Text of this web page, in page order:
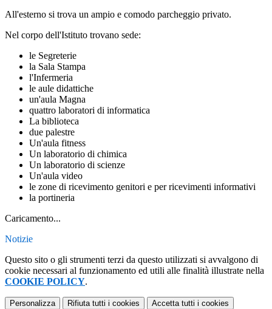
All'esterno si trova un ampio e comodo parcheggio privato.
Nel corpo dell'Istituto trovano sede:
le Segreterie
la Sala Stampa
l'Infermeria
le aule didattiche
un'aula Magna
quattro laboratori di informatica
La biblioteca
due palestre
Un'aula fitness
Un laboratorio di chimica
Un laboratorio di scienze
Un'aula video
le zone di ricevimento genitori e per ricevimenti informativi
la portineria
Caricamento...
Notizie
Questo sito o gli strumenti terzi da questo utilizzati si avvalgono di
cookie necessari al funzionamento ed utili alle finalità illustrate nella
COOKIE POLICY.
Personalizza Rifiuta tutti i cookies Accetta tutti i cookies